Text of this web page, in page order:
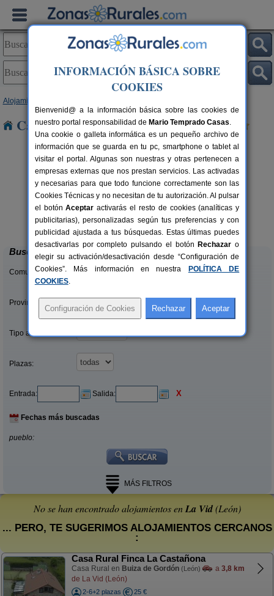
Alojamientos
Casas Rurales cerca de La Vid
8+1 pers.
desde27 €
Complejo Rural Aguas Frías
La Omañuela (León)
Buscar
Comunidades:
Provincias/Islas:
Tipo alquiler:
Plazas:
Entrada: Salida: X
Fechas más buscadas
pueblo:
MÁS FILTROS
No se han encontrado alojamientos enLa Vid(León)
... PERO, TE SUGERIMOS ALOJAMIENTOS CERCANOS
:
Casa Rural Finca La Castañona
Casa Rural en Buiza de Gordón (León) a 3,8 km
de La Vid (León)
2-6+2 plazas
25 €
INFORMACIÓN BÁSICA SOBRE
COOKIES
Bienvenid@ a la información básica sobre las cookies de
nuestro portal responsabilidad de Mario Temprado Casas.
Una cookie o galleta informática es un pequeño archivo de
información que se guarda en tu pc, smartphone o tablet al
visitar el portal. Algunas son nuestras y otras pertenecen a
empresas externas que nos prestan servicios. Las activadas
y necesarias para que todo funcione correctamente son las
Cookies Técnicas y no necesitan de tu autorización. Al pulsar
el botónAceptar activarás el resto de cookies (analíticas y
publicitarias), personalizadas según tus preferencias y con
publicidad ajustada a tus búsquedas. Estas últimas puedes
desactivarlas por completo pulsando el botón Rechazar o
elegir su activación/desactivación desde “Configuración de
Cookies”. Más información en nuestra
POLÍTICA DE
COOKIES.